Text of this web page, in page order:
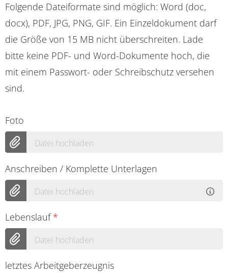
Folgende Dateiformate sind möglich: Word (doc,
docx), PDF, JPG, PNG, GIF. Ein Einzeldokument darf
die Größe von 15 MB nicht überschreiten. Lade
bitte keine PDF- und Word-Dokumente hoch, die
mit einem Passwort- oder Schreibschutz versehen
sind.
Foto
Datei hochladen
Anschreiben / Komplette Unterlagen
Datei hochladen
Lebenslauf*
Datei hochladen
letztes Arbeitgeberzeugnis